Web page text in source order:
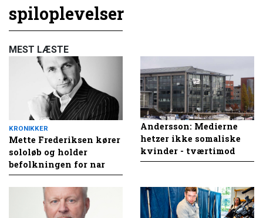
spiloplevelser
MEST LÆSTE
KRONIKKER
Mette Frederiksen kører
sololøb og holder
befolkningen for nar
Andersson: Medierne
hetzer ikke somaliske
kvinder - tværtimod